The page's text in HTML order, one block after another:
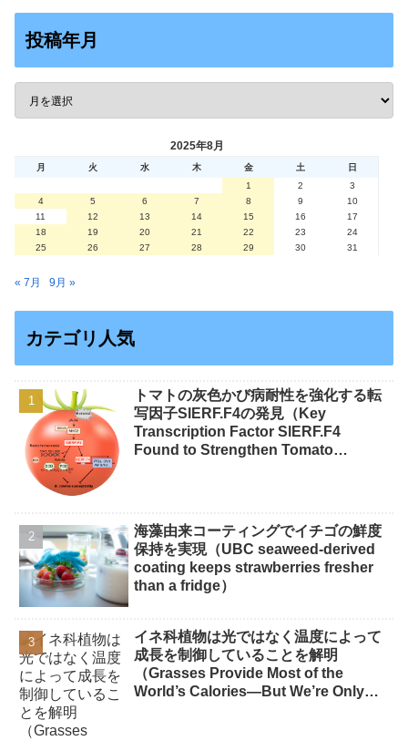
投稿年月
2025年8月
月 火 水 木 金 土
日
1
2
3
4
5 6 7 8 9
10
11
12 13 14 15 16
17
18
19 20 21 22 23
24
25
26 27 28 29 30 31
« 7月 9月 »
カテゴリ人気
トマトの灰色かび病耐性を強化する転
写因子SlERF.F4の発見（Key
Transcription Factor SlERF.F4
Found to Strengthen Tomato
海藻由来コーティングでイチゴの鮮度
保持を実現（UBC seaweed-derived
coating keeps strawberries fresher
than a fridge）
イネ科植物は光ではなく温度によって
成長を制御していることを解明
（Grasses Provide Most of the
World’s Calories—But We’re Only